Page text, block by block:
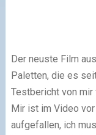
Der neuste Film
Paletten, die es
Testbericht von mir
Mir ist im Video
aufgefallen, ich